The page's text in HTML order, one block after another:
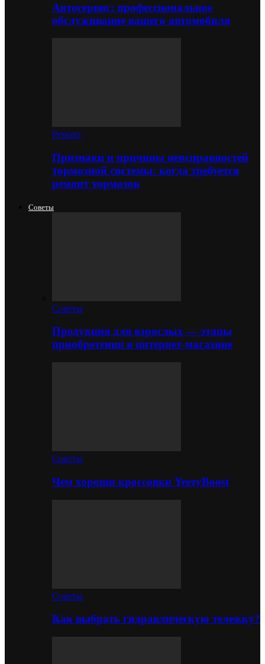
Автосервис: профессиональное
обслуживание вашего автомобиля
Ремонт
Признаки и причины неисправностей
тормозной системы: когда требуется
ремонт тормозов
Советы
Советы
Продукция для взрослых — этапы
приобретения в интернет-магазине
Советы
Чем хороши кроссовки YeezyBoost
Советы
Как выбрать гидравлическую тележку?